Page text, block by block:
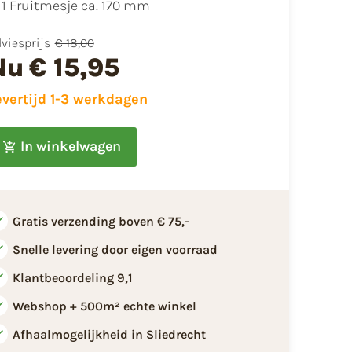
1 Fruitmesje ca. 170 mm
€ 18,00
€ 15,95
1-3 werkdagen
In winkelwagen
Gratis verzending boven € 75,-
Snelle levering door eigen voorraad
Klantbeoordeling 9,1
Webshop + 500m² echte winkel
Afhaalmogelijkheid in Sliedrecht